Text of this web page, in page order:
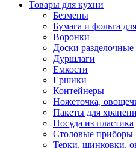
Товары для кухни
Безмены
Бумага и фольга
Воронки
Доски разделочные
Дуршлаги
Емкости
Ершики
Контейнеры
Ножеточка,
Пакеты для
Посуда из пластика
Столовые приборы
Терки, шинковки,